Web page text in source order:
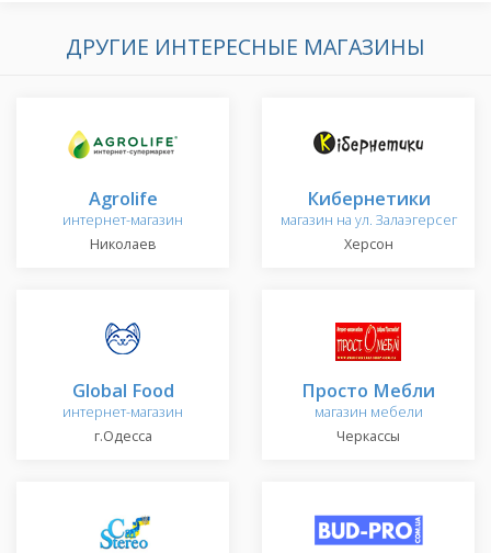
ДРУГИЕ ИНТЕРЕСНЫЕ МАГАЗИНЫ
Agrolife
интернет-магазин
Николаев
Кибернетики
магазин на ул. Залаэгерсег
Херсон
Global Food
интернет-магазин
г.Одесса
Просто Мебли
магазин мебели
Черкассы